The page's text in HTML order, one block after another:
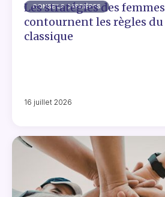
CONSEILS CARRIÈRES
Les stratégies des
contournent les règles
classique
16 juillet 2026